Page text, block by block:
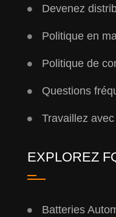
Devenez
Politique en
Politique de
Questions
Travaillez
EXPLOREZ
Batteries